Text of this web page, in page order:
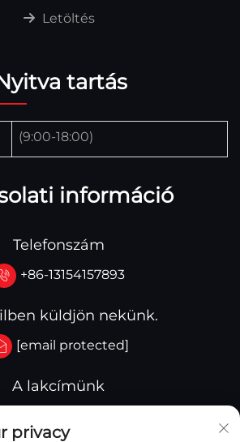
Letöltés
tartás
(9:00-18:00)
információ
Telefonszám
+86-13154157893
küldjön nekünk.
[email protected]
A lakcímünk
Zone Yingkou,China
privacy